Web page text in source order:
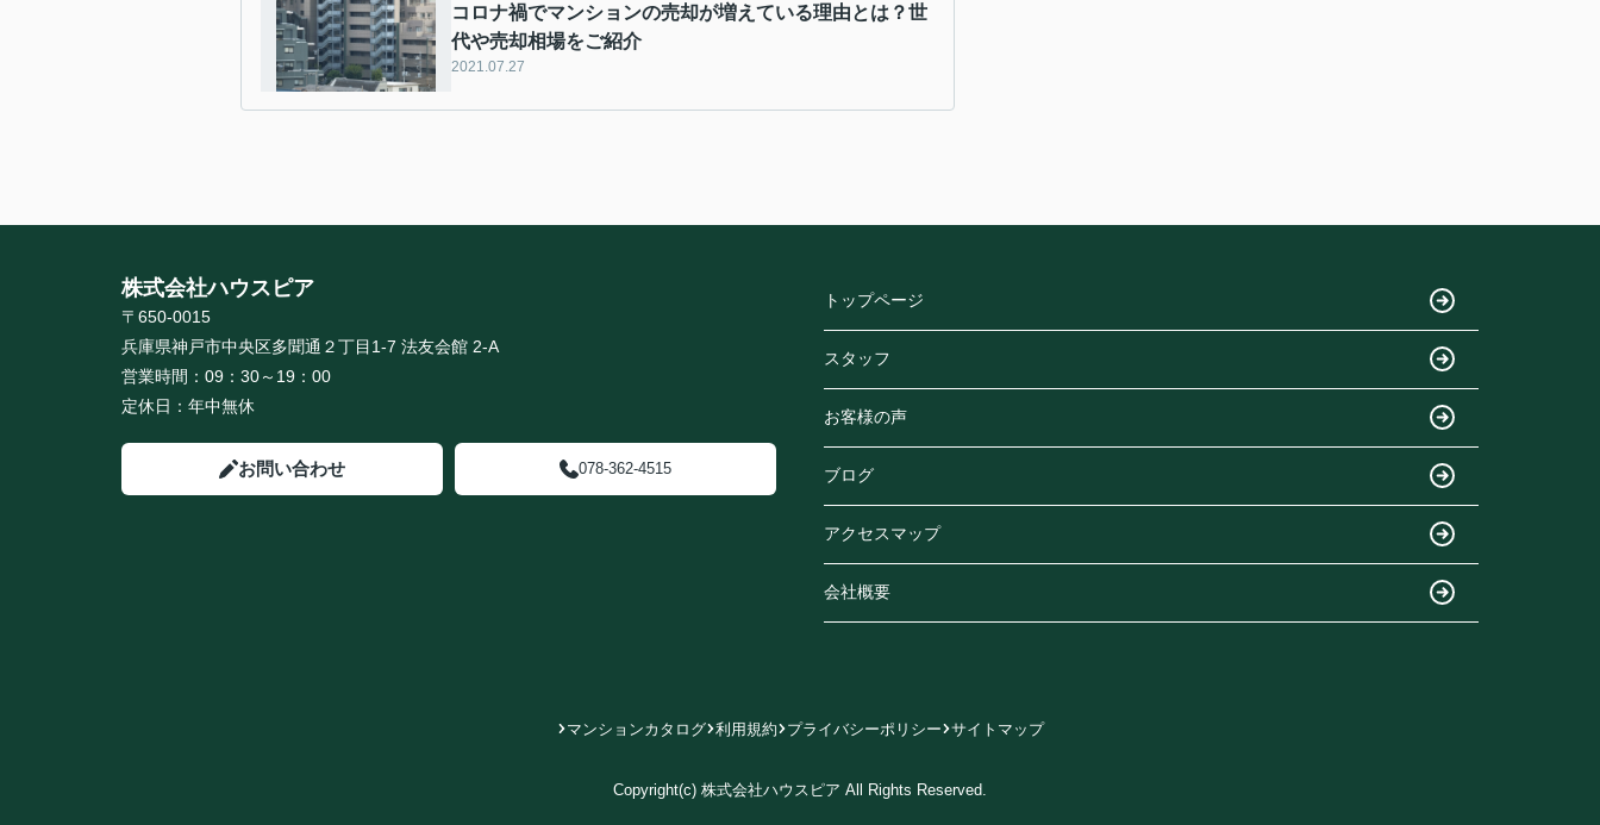
コロナ禍でマンションの売却が増えている理由とは？世
代や売却相場をご紹介
2021.07.27
株式会社ハウスピア
〒650-0015
兵庫県神戸市中央区多聞通２丁目1-7 法友会館 2-A
営業時間： 09：30～19：00
定休日： 年中無休
お問い合わせ 078-362-4515
トップページ
スタッフ
お客様の声
ブログ
アクセスマップ
会社概要
マンションカタログ 利用規約 プライバシーポリシー サイトマップ
Copyright(c) 株式会社ハウスピア All Rights Reserved.